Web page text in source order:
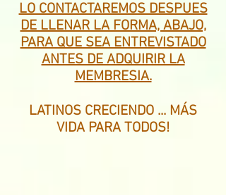
LO CONTACTAREMOS DESPUES
DE LLENAR LA FORMA, ABAJO,
PARA QUE SEA ENTREVISTADO
ANTES DE ADQUIRIR LA
MEMBRESIA.
LATINOS CRECIENDO ... MÁS
VIDA PARA TODOS!